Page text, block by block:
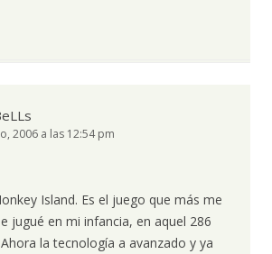
2006 a las 12:54 pm
Island. Es el juego que más me
jugué en mi infancia, en aquel 286
la tecnología a avanzado y ya